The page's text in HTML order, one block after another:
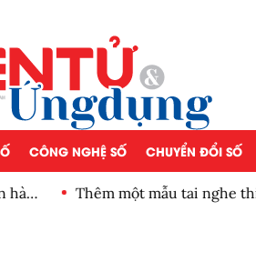
CÔNG NGHỆ SỐ CHUYỂN ĐỔI SỐ
Thêm một mẫu tai nghe